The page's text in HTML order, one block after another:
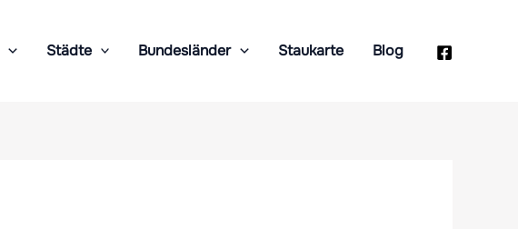
Städte Bundesländer Staukarte Blog